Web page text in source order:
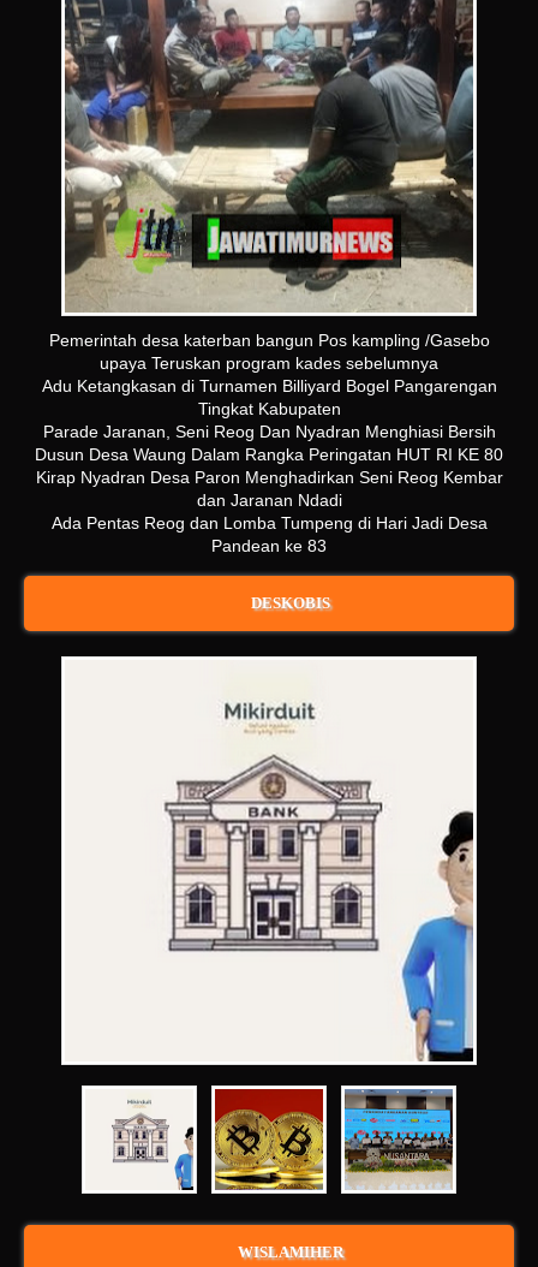
Pemerintah desa katerban bangun Pos kampling /Gasebo
upaya Teruskan program kades sebelumnya
Adu Ketangkasan di Turnamen Billiyard Bogel Pangarengan
Tingkat Kabupaten
Parade Jaranan, Seni Reog Dan Nyadran Menghiasi Bersih
Dusun Desa Waung Dalam Rangka Peringatan HUT RI KE 80
Kirap Nyadran Desa Paron Menghadirkan Seni Reog Kembar
dan Jaranan Ndadi
Ada Pentas Reog dan Lomba Tumpeng di Hari Jadi Desa
Pandean ke 83
DESKOBIS
WISLAMIHER